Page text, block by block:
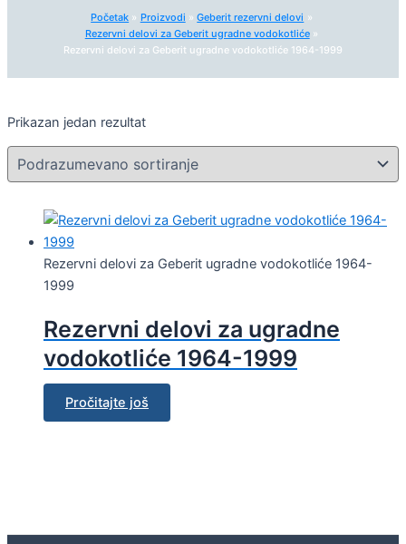
Početak Proizvodi
Geberit rezervni delovi
Rezervni delovi za Geberit ugradne vodokotliće
Rezervni delovi za Geberit ugradne vodokotliće 1964-1999
Prikazan jedan rezultat
Rezervni delovi za Geberit ugradne vodokotliće 1964-
1999
Rezervni delovi za ugradne
vodokotliće 1964-1999
Pročitajte još